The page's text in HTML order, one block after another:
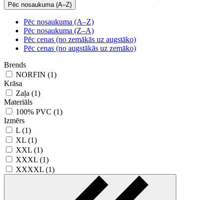
Pēc nosaukuma (A–Z)
Pēc nosaukuma (A–Z)
Pēc nosaukuma (Z–A)
Pēc cenas (no zemākās uz augstāko)
Pēc cenas (no augstākās uz zemāko)
Brends
NORFIN (1)
Krāsa
Zaļa (1)
Materiāls
100% PVC (1)
Izmērs
L (1)
XL (1)
XXL (1)
XXXL (1)
XXXXL (1)